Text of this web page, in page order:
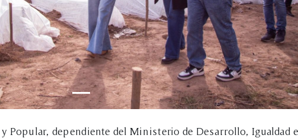
y Popular, dependiente del Ministerio de Desarrollo, Igualdad e